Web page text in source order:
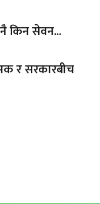
किन सेवन...
र सरकारबीच